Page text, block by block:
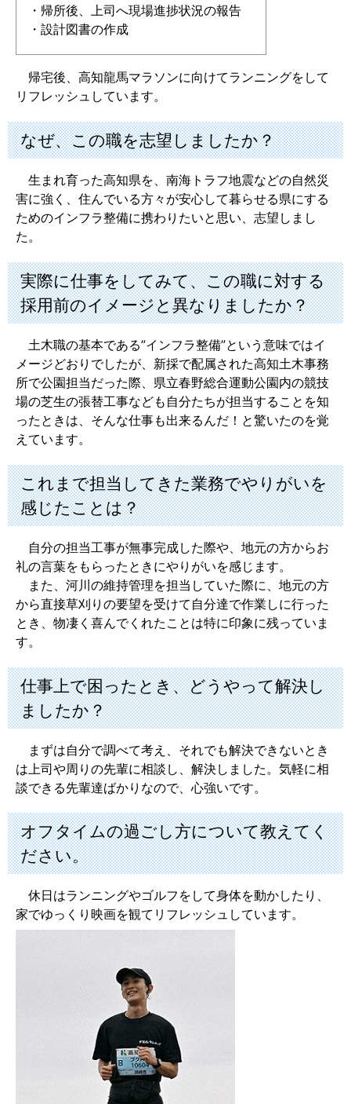
・帰所後、上司へ現場進捗状況の報告
・設計図書の作成
帰宅後、高知龍馬マラソンに向けてランニングをして
リフレッシュしています。
なぜ、この職を志望しましたか？
生まれ育った高知県を、南海トラフ地震などの自然災
害に強く、住んでいる方々が安心して暮らせる県にする
ためのインフラ整備に携わりたいと思い、志望しまし
た。
実際に仕事をしてみて、この職に対する
採用前のイメージと異なりましたか？
土木職の基本である”インフラ整備”という意味ではイ
メージどおりでしたが、新採で配属された高知土木事務
所で公園担当だった際、県立春野総合運動公園内の競技
場の芝生の張替工事なども自分たちが担当することを知
ったときは、そんな仕事も出来るんだ！と驚いたのを覚
えています。
これまで担当してきた業務でやりがいを
感じたことは？
自分の担当工事が無事完成した際や、地元の方からお
礼の言葉をもらったときにやりがいを感じます。
また、河川の維持管理を担当していた際に、地元の方
から直接草刈りの要望を受けて自分達で作業しに行った
とき、物凄く喜んでくれたことは特に印象に残っていま
す。
仕事上で困ったとき、どうやって解決し
ましたか？
まずは自分で調べて考え、それでも解決できないとき
は上司や周りの先輩に相談し、解決しました。気軽に相
談できる先輩達ばかりなので、心強いです。
オフタイムの過ごし方について教えてく
ださい。
休日はランニングやゴルフをして身体を動かしたり、
家でゆっくり映画を観てリフレッシュしています。